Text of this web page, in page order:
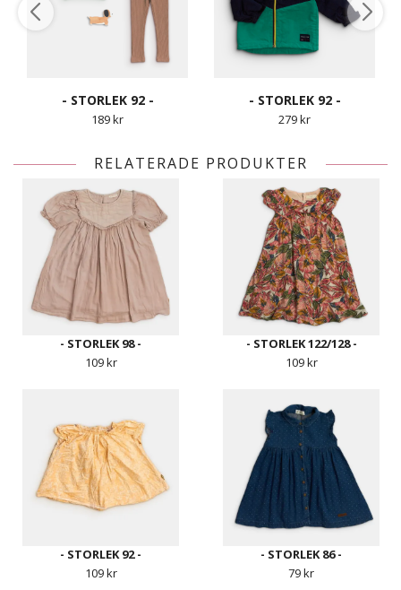
- STORLEK 92 -
189 kr
- STORLEK 92 -
279 kr
RELATERADE PRODUKTER
- STORLEK 98 -
109 kr
- STORLEK 122/128 -
109 kr
- STORLEK 92 -
109 kr
- STORLEK 86 -
79 kr